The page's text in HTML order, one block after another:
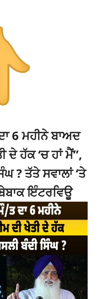
6 ਮਹੀਨੇ ਬਾਅਦ
ਦੇ ਹੱਕ ‘ਚ ਹਾਂ ਮੈਂ”,
? ਤੱਤੇ ਸਵਾਲਾਂ ‘ਤੇ
ਇੰਟਰਵਿਊ